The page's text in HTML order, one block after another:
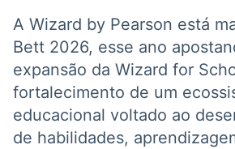
Agro
Tudo
A Wizard by Pearson está
Bett 2026, esse ano
expansão da Wizard for
fortalecimento de um
educacional voltado ao
de habilidades,